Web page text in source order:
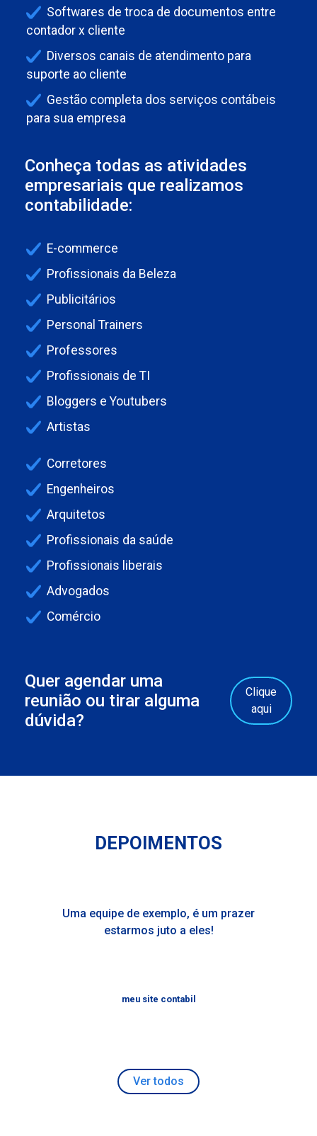
Softwares de troca de documentos entre
contador x cliente
Diversos canais de atendimento para
suporte ao cliente
Gestão completa dos serviços contábeis
para sua empresa
Conheça todas as atividades
empresariais que realizamos
contabilidade:
E-commerce
Profissionais da Beleza
Publicitários
Personal Trainers
Professores
Profissionais de TI
Bloggers e Youtubers
Artistas
Corretores
Engenheiros
Arquitetos
Profissionais da saúde
Profissionais liberais
Advogados
Comércio
Quer agendar uma
reunião ou tirar alguma
dúvida?
Clique
aqui
DEPOIMENTOS
Uma equipe de exemplo, é um prazer
estarmos juto a eles!
meu site contabil
Ver todos